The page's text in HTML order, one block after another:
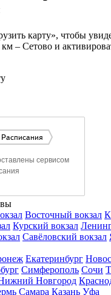
карту», чтобы
– Сетово и
Восточный вокзал
Курский вокзал
Савёловский вокзал
Екатеринбург
Симферополь Сочи
Новгород
Самара Казань Уфа